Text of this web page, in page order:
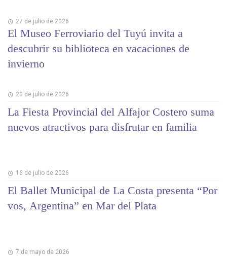
27 de julio de 2026
El Museo Ferroviario del Tuyú invita a
descubrir su biblioteca en vacaciones de
invierno
20 de julio de 2026
La Fiesta Provincial del Alfajor Costero suma
nuevos atractivos para disfrutar en familia
16 de julio de 2026
El Ballet Municipal de La Costa presenta “Por
vos, Argentina” en Mar del Plata
7 de mayo de 2026